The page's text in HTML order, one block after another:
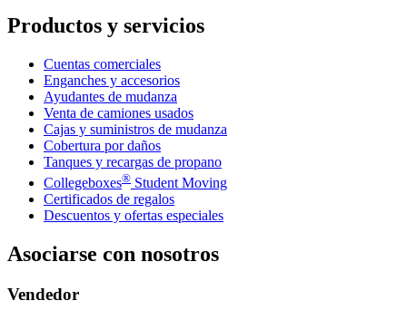
Productos y servicios
Cuentas comerciales
Enganches y accesorios
Ayudantes de mudanza
Venta de camiones usados
Cajas y suministros de mudanza
Cobertura por daños
Tanques y recargas de propano
Collegeboxes® Student Moving
Certificados de regalos
Descuentos y ofertas especiales
Asociarse con nosotros
Vendedor